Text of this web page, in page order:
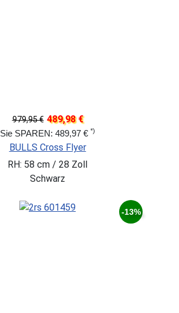
979,95 € 489,98 €
Sie SPAREN: 489,97 € *)
BULLS Cross Flyer
RH: 58 cm / 28 Zoll
Schwarz
-13%